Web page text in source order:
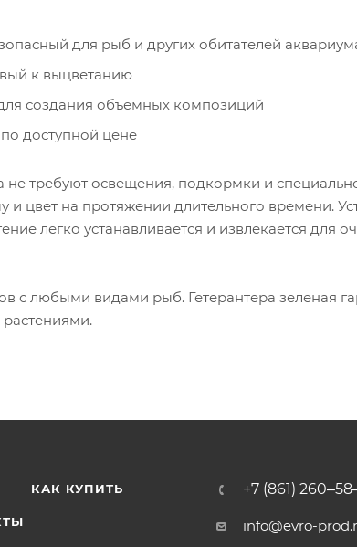
для рыб и других обитателей
к выцветанию
создания объемных композиций
доступной цене
не требуют освещения, подкормки и
цвет на протяжении длительного времени.
легко устанавливается и извлекается для
с любыми видами рыб. Гетерантера зеленая
КАК КУПИТЬ +7 (861)
info@evro-